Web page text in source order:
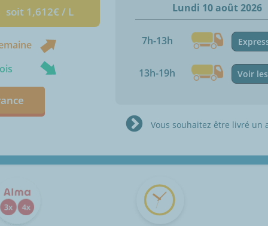
soit 1,612€ / L Lundi 10 août 2026
7h-13h
13h-19h Voir
Vous souhaitez être livré un